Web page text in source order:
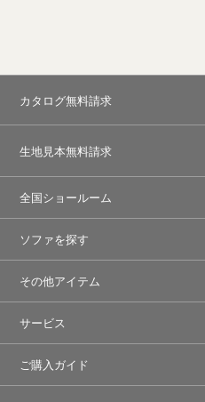
カタログ無料請求
生地見本無料請求
全国ショールーム
ソファを探す
その他アイテム
サービス
ご購入ガイド